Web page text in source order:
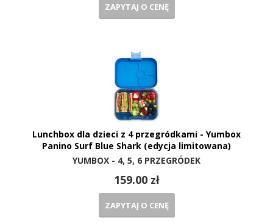
ZAPYTAJ O CENĘ
Lunchbox dla dzieci z 4 przegródkami - Yumbox
Panino Surf Blue Shark (edycja limitowana)
YUMBOX - 4, 5, 6 PRZEGRÓDEK
159.00 zł
ZAPYTAJ O CENĘ